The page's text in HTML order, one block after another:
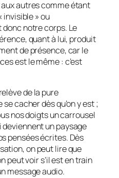
autres comme étant
invisible » ou
donc notre corps. Le
quant à lui, produit
de présence, car le
est le même : c’est
de la pure
cacher dès qu’on y est ;
nos doigts un carrousel
deviennent un paysage
pensées écrites. Dès
on peut lire que
peut voir s’il est en train
message audio.